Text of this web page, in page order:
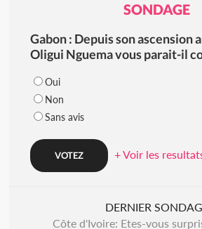
SONDAGE
Gabon : Depuis son ascension
Oligui Nguema vous parait-il
Oui
Non
Sans avis
+ Voir les
DERNIER
Côte d'Ivoire: Etes-vous